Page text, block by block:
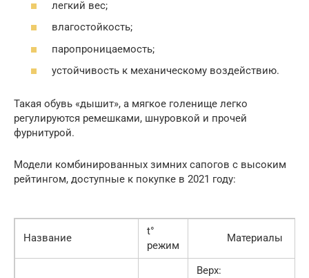
легкий вес;
влагостойкость;
паропроницаемость;
устойчивость к механическому воздействию.
Такая обувь «дышит», а мягкое голенище легко
регулируются ремешками, шнуровкой и прочей
фурнитурой.
Модели комбинированных зимних сапогов с высоким
рейтингом, доступные к покупке в 2021 году:
Название
t°
режим
Материалы
Верх: